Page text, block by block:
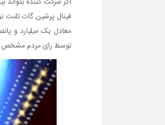
توسط رای مردم مشخص